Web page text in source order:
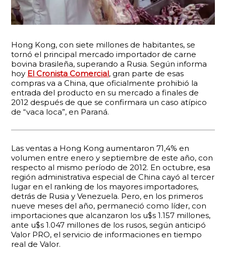
Hong Kong, con siete millones de habitantes, se
tornó el principal mercado importador de carne
bovina brasileña, superando a Rusia. Según informa
hoy El Cronista Comercial, gran parte de esas
compras va a China, que oficialmente prohibió la
entrada del producto en su mercado a finales de
2012 después de que se confirmara un caso atípico
de “vaca loca”, en Paraná.
Las ventas a Hong Kong aumentaron 71,4% en
volumen entre enero y septiembre de este año, con
respecto al mismo período de 2012. En octubre, esa
región administrativa especial de China cayó al tercer
lugar en el ranking de los mayores importadores,
detrás de Rusia y Venezuela. Pero, en los primeros
nueve meses del año, permaneció como líder, con
importaciones que alcanzaron los u$s 1.157 millones,
ante u$s 1.047 millones de los rusos, según anticipó
Valor PRO, el servicio de informaciones en tiempo
real de Valor.